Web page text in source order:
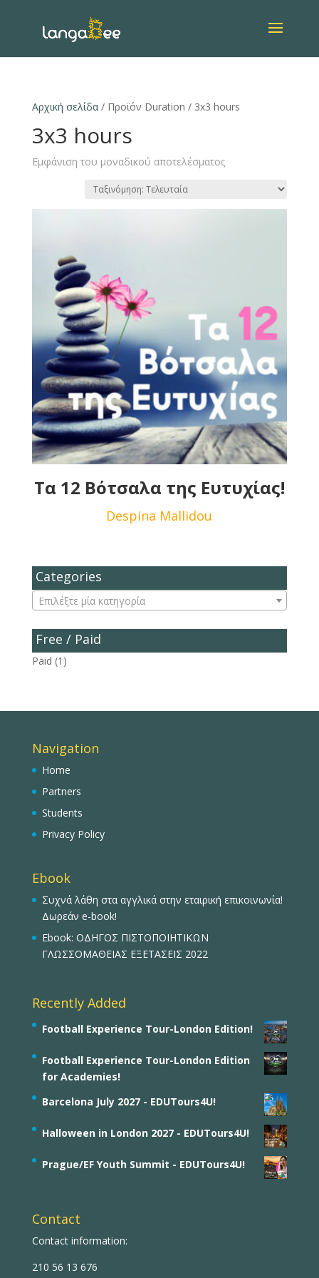
Αρχική σελίδα/ Προϊόν Duration / 3x3 hours
3x3 hours
Εμφάνιση του μοναδικού αποτελέσματος
Τα 12 Βότσαλα της Ευτυχίας!
Despina Mallidou
Categories
Επιλέξτε μία κατηγορία
Free / Paid
Paid (1)
Navigation
Home
Partners
Students
Privacy Policy
Ebook
Συχνά λάθη στα αγγλικά στην εταιρική επικοινωνία!
Δωρεάν e-book!
Ebook: ΟΔΗΓΟΣ ΠΙΣΤΟΠΟΙΗΤΙΚΩΝ
ΓΛΩΣΣΟΜΑΘΕΙΑΣ ΕΞΕΤΑΣΕΙΣ 2022
Recently Added
Football Experience Tour-London Edition!
Football Experience Tour-London Edition
for Academies!
Barcelona July 2027 - EDUTours4U!
Halloween in London 2027 - EDUTours4U!
Prague/EF Youth Summit - EDUTours4U!
Contact
Contact information:
210 56 13 676